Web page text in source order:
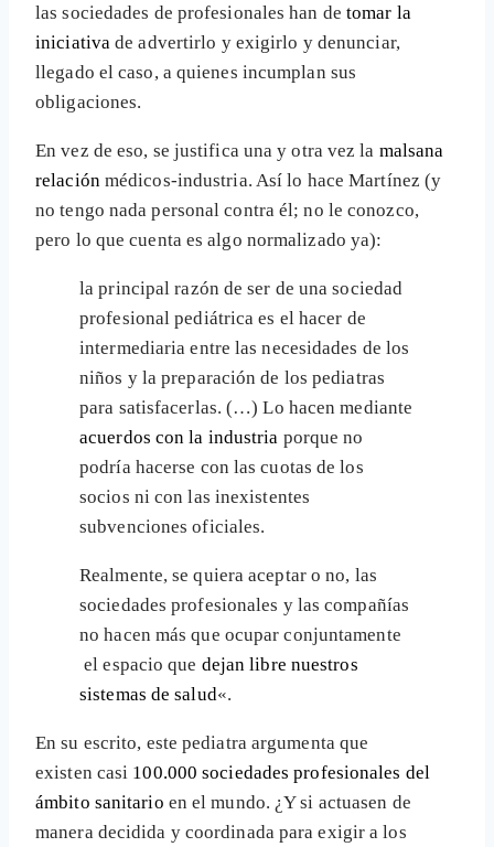
las sociedades de profesionales han de tomar la
iniciativa de advertirlo y exigirlo y denunciar,
llegado el caso, a quienes incumplan sus
obligaciones.
En vez de eso, se justifica una y otra vez la malsana
relación médicos-industria. Así lo hace Martínez (y
no tengo nada personal contra él; no le conozco,
pero lo que cuenta es algo normalizado ya):
la principal razón de ser de una sociedad
profesional pediátrica es el hacer de
intermediaria entre las necesidades de los
niños y la preparación de los pediatras
para satisfacerlas. (…) Lo hacen mediante
acuerdos con la industria porque no
podría hacerse con las cuotas de los
socios ni con las inexistentes
subvenciones oficiales.
Realmente, se quiera aceptar o no, las
sociedades profesionales y las compañías
no hacen más que ocupar conjuntamente
el espacio que dejan libre nuestros
sistemas de salud«.
En su escrito, este pediatra argumenta que
existen casi 100.000 sociedades profesionales del
ámbito sanitario en el mundo. ¿Y si actuasen de
manera decidida y coordinada para exigir a los